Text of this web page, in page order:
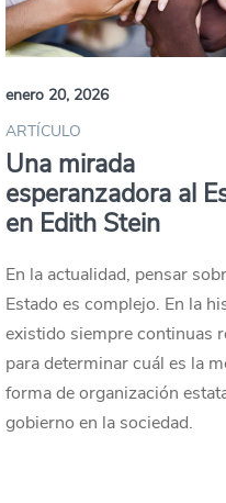
enero 20, 2026
ARTÍCULO
Una mirada
esperanzadora al
en Edith Stein
En la actualidad, pensar
Estado es complejo. En la
existido siempre continuas
para determinar cuál es la
forma de organización
gobierno en la sociedad.